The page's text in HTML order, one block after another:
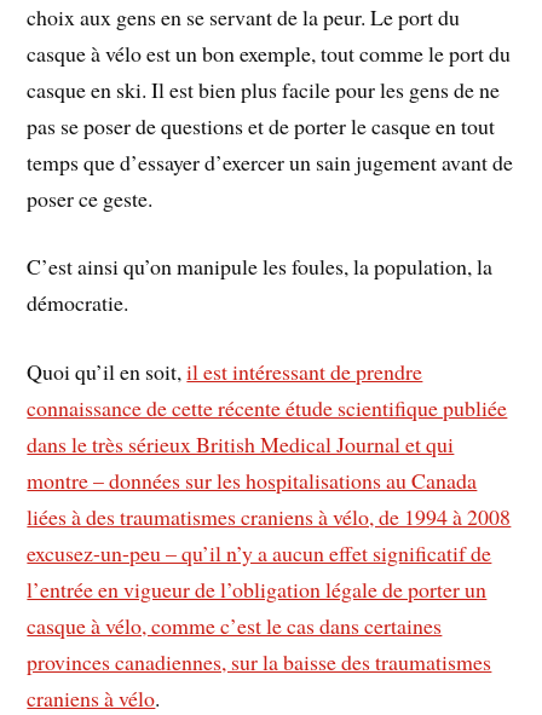
choix aux gens en se servant de la peur. Le port du
casque à vélo est un bon exemple, tout comme le port du
casque en ski. Il est bien plus facile pour les gens de ne
pas se poser de questions et de porter le casque en tout
temps que d’essayer d’exercer un sain jugement avant de
poser ce geste.
C’est ainsi qu’on manipule les foules, la population, la
démocratie.
Quoi qu’il en soit,il est intéressant de prendre
connaissance de cette récente étude scientifique publiée
dans le très sérieux British Medical Journal et qui
montre – données sur les hospitalisations au Canada
liées à des traumatismes craniens à vélo, de 1994 à 2008
excusez-un-peu – qu’il n’y a aucun effet significatif de
l’entrée en vigueur de l’obligation légale de porter un
casque à vélo, comme c’est le cas dans certaines
provinces canadiennes, sur la baisse des traumatismes
craniens à vélo.